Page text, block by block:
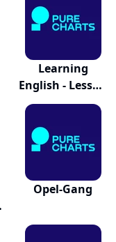
Learning
English - Lesson
One
Opel-Gang